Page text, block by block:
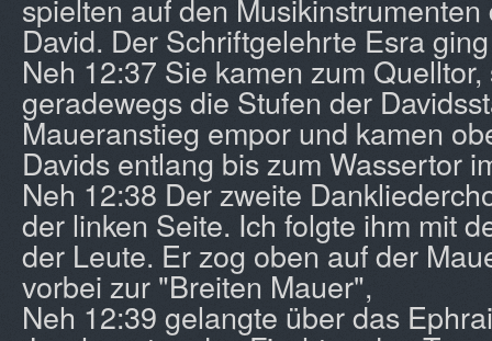
spielten auf den
David. Der Schriftgelehrte Esra
Neh 12:37 Sie kamen zum
geradewegs die Stufen der
Maueranstieg empor und kamen
Davids entlang bis zum Wassertor
Neh 12:38 Der zweite
der linken Seite. Ich folgte ihm mit
der Leute. Er zog oben auf der
vorbei zur "Breiten Mauer",
Neh 12:39 gelangte über das